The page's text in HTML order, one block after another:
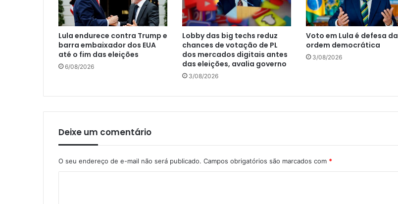
Lula endurece contra Trump e
barra embaixador dos EUA
até o fim das eleições
6/08/2026
Lobby das big techs reduz
chances de votação de PL
dos mercados digitais antes
das eleições, avalia governo
3/08/2026
Voto em Lula é defesa da
ordem democrática
3/08/2026
Deixe um comentário
O seu endereço de e-mail não será publicado. Campos obrigatórios são marcados com *